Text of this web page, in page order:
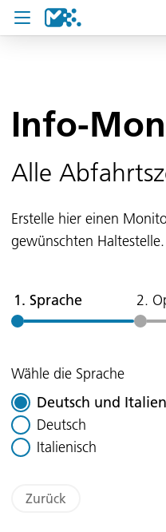
Meine Fahrt
Tickets
News
Service und
Info-
Alle
Erstelle hier einen
gewünschten Haltestelle.
1. Sprache 2.
Wähle die Sprache
Deutsch und
Deutsch
Italienisch
Zurück